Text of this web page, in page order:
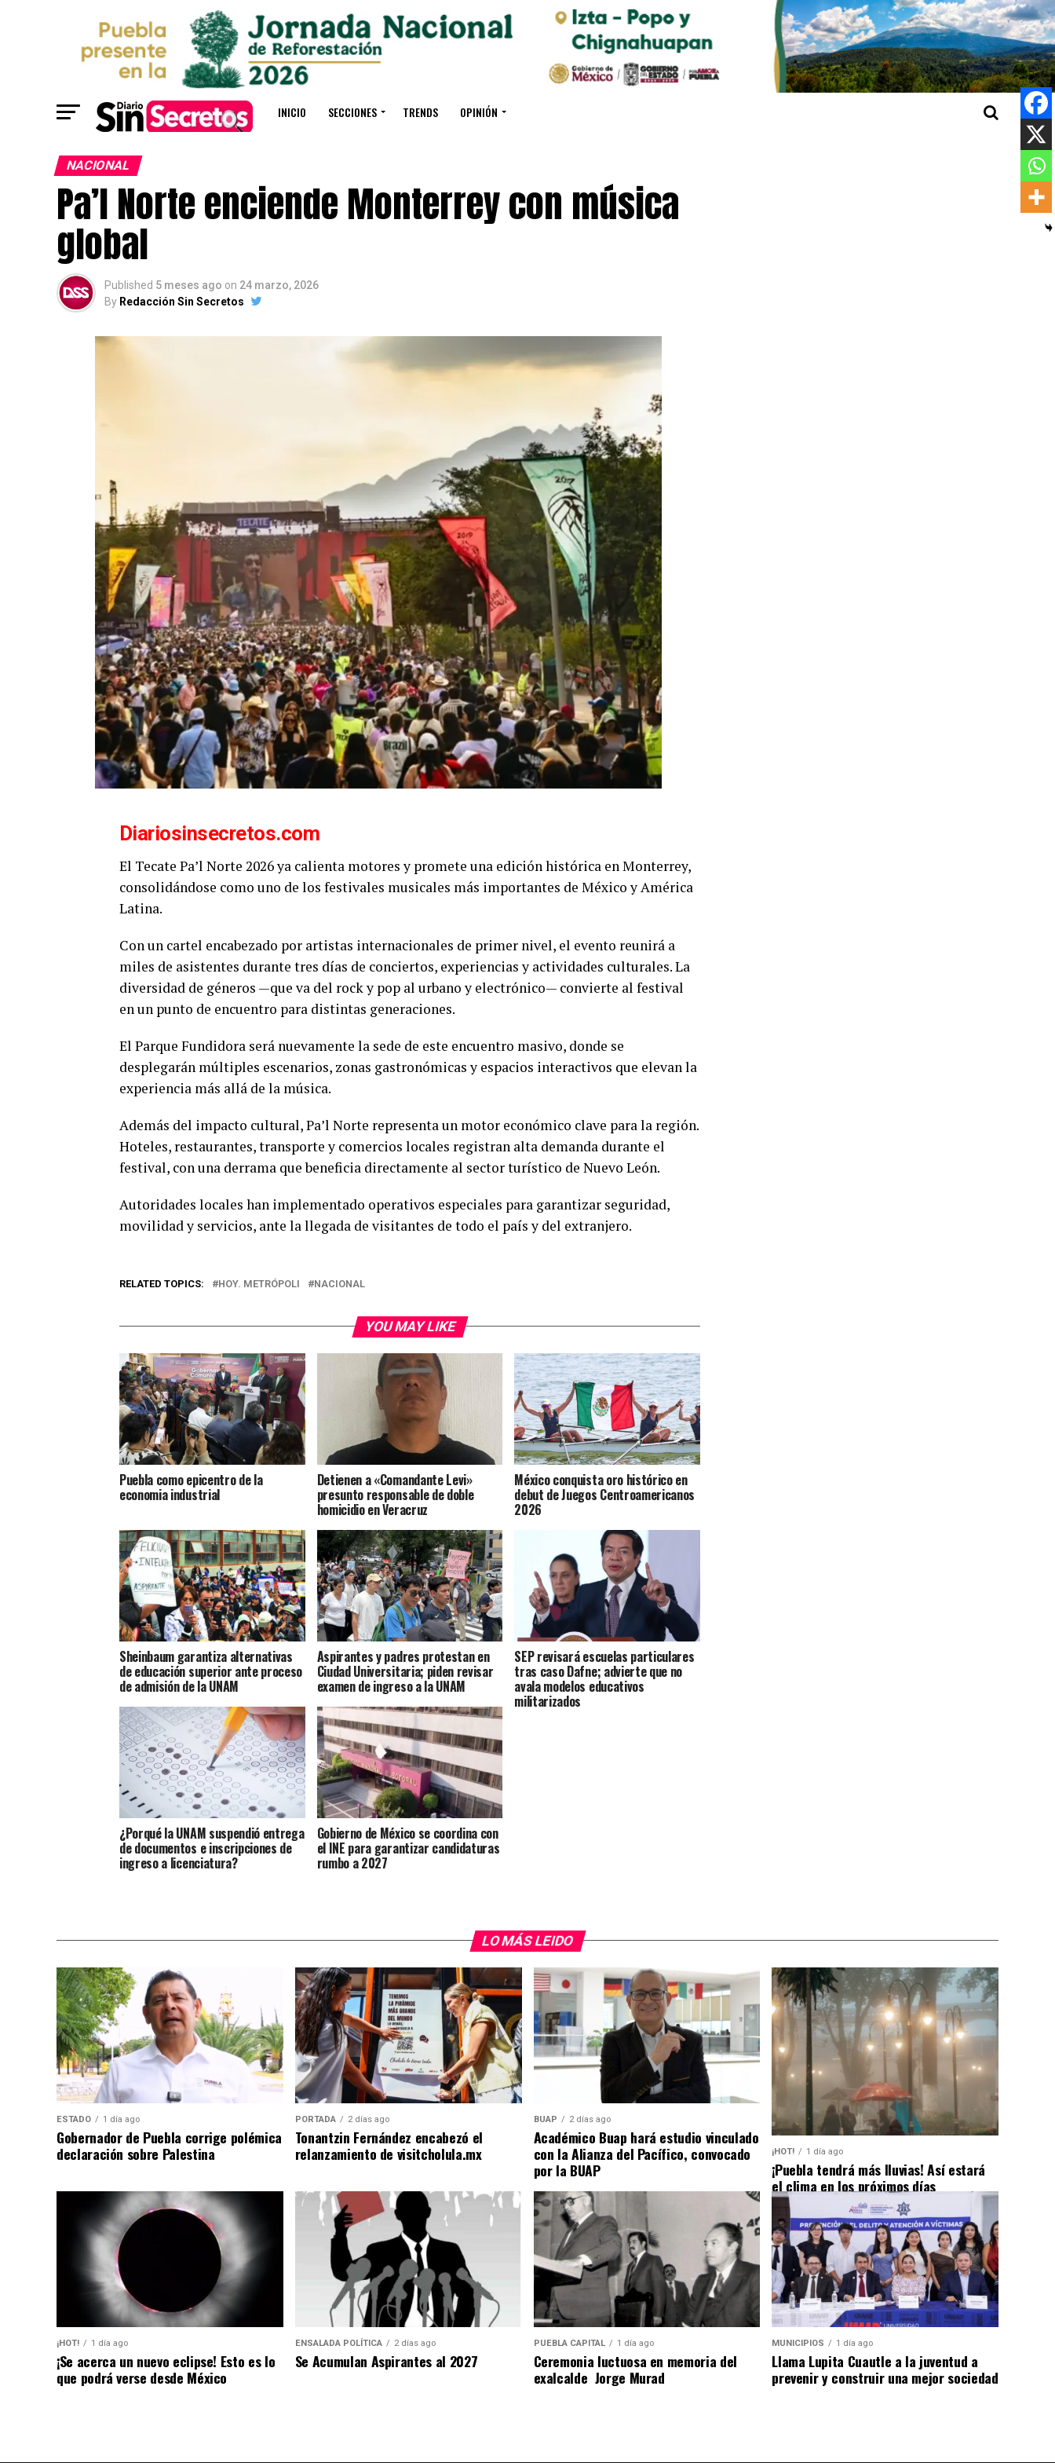
INICIO SECCIONES TRENDS OPINIÓN
NACIONAL
Pa’l Norte enciende Monterrey con música
global
Published 5 meses ago on 24 marzo, 2026
By Redacción Sin Secretos
Diariosinsecretos.com
El Tecate Pa’l Norte 2026ya calienta motores y promete una edición histórica enMonterrey,
consolidándose como uno de los festivales musicales más importantes de México y América
Latina.
Con un cartel encabezado por artistas internacionales de primer nivel, el evento reunirá a
miles de asistentes durante tres días de conciertos, experiencias y actividades culturales. La
diversidad de géneros —que va del rock y pop al urbano y electrónico— convierte al festival
en un punto de encuentro para distintas generaciones.
El Parque Fundidora será nuevamente la sede de este encuentro masivo, donde se
desplegarán múltiples escenarios, zonas gastronómicas y espacios interactivos que elevan la
experiencia más allá de la música.
Además del impacto cultural, Pa’l Norte representa un motor económico clave para la región.
Hoteles, restaurantes, transporte y comercios locales registran alta demanda durante el
festival, con una derrama que beneficia directamente al sector turístico de Nuevo León.
Autoridades locales han implementado operativos especiales para garantizar seguridad,
movilidad y servicios, ante la llegada de visitantes de todo el país y del extranjero.
RELATED TOPICS: HOY. METRÓPOLI NACIONAL
YOU MAY LIKE
Puebla como epicentro de la
economia industrial
Detienen a «Comandante Levi»
presunto responsable de doble
homicidio en Veracruz
México conquista oro histórico en
debut de Juegos Centroamericanos
2026
Sheinbaum garantiza alternativas
de educación superior ante proceso
de admisión de la UNAM
Aspirantes y padres protestan en
Ciudad Universitaria; piden revisar
examen de ingreso a la UNAM
SEP revisará escuelas particulares
tras caso Dafne; advierte que no
avala modelos educativos
militarizados
¿Porqué la UNAM suspendió entrega
de documentos e inscripciones de
ingreso a licenciatura?
Gobierno de México se coordina con
el INE para garantizar candidaturas
rumbo a 2027
LO MÁS LEIDO
ESTADO 1 día ago
Gobernador de Puebla corrige polémica
declaración sobre Palestina
PORTADA 2 días ago
Tonantzin Fernández encabezó el
relanzamiento de visitcholula.mx
BUAP 2 días ago
Académico Buap hará estudio vinculado
con la Alianza del Pacífico, convocado
por la BUAP
¡HOT! 1 día ago
¡Puebla tendrá más lluvias! Así estará
el clima en los próximos días
¡HOT! 1 día ago
¡Se acerca un nuevo eclipse! Esto es lo
que podrá verse desde México
ENSALADA POLÍTICA 2 días ago
Se Acumulan Aspirantes al 2027
PUEBLA CAPITAL 1 día ago
Ceremonia luctuosa en memoria del
exalcalde Jorge Murad
MUNICIPIOS 1 día ago
Llama Lupita Cuautle a la juventud a
prevenir y construir una mejor sociedad